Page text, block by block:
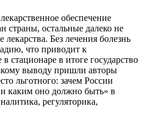
обеспечение
страны, остальные далеко не
Без лечения болезнь
что приводит к
стационаре в итоге государство
выводу пришли авторы
льготного: зачем России
и каким оно должно быть» в
регуляторика,